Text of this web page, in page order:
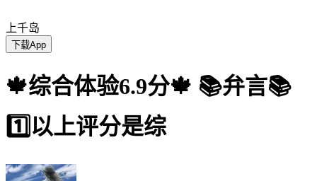
上千岛
下载App
🍁综合体验6.9分🍁 📚弁言📚
1️⃣以上评分是综